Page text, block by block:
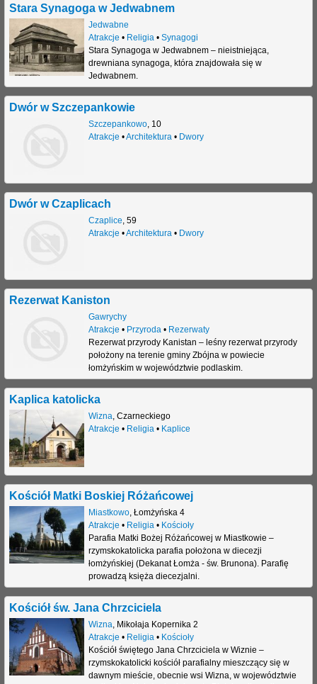
Stara Synagoga w Jedwabnem
Jedwabne
Atrakcje • Religia• Synagogi
Stara Synagoga w Jedwabnem – nieistniejąca,
drewniana synagoga, która znajdowała się w
Jedwabnem.
Dwór w Szczepankowie
Szczepankowo, 10
Atrakcje •Architektura• Dwory
Dwór w Czaplicach
Czaplice, 59
Atrakcje •Architektura• Dwory
Rezerwat Kaniston
Gawrychy
Atrakcje • Przyroda• Rezerwaty
Rezerwat przyrody Kanistan – leśny rezerwat przyrody
położony na terenie gminy Zbójna w powiecie
łomżyńskim w województwie podlaskim.
Kaplica katolicka
Wizna, Czarneckiego
Atrakcje • Religia• Kaplice
Kościół Matki Boskiej Różańcowej
Miastkowo, Łomżyńska 4
Atrakcje • Religia• Kościoły
Parafia Matki Bożej Różańcowej w Miastkowie –
rzymskokatolicka parafia położona w diecezji
łomżyńskiej (Dekanat Łomża - św. Brunona). Parafię
prowadzą księża diecezjalni.
Kościół św. Jana Chrzciciela
Wizna Mikołaja Kopernika 2
Atrakcje • Religia • Kościoły
Kościół świętego Jana Chrzciciela w Wiznie –
rzymskokatolicki kościół parafialny mieszczący się w
dawnym mieście, obecnie wsi Wizna, w województwie